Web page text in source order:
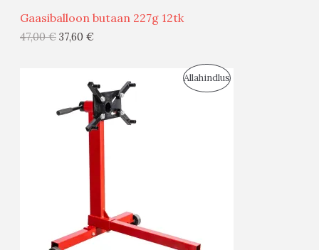
S
Gaasiballoon butaan 227g 12tk
47,00€ 37,60 €
AllahindlusS